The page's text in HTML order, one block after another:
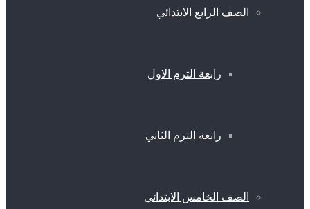
الصف الرابع الابتدائي
رابعة الترم الاول
رابعة الترم الثاني
الصف الخامس الابتدائي